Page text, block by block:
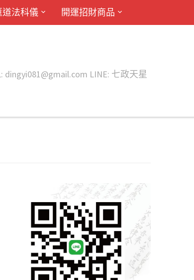
道法科儀 開運招財商品
LINE: 七政天星